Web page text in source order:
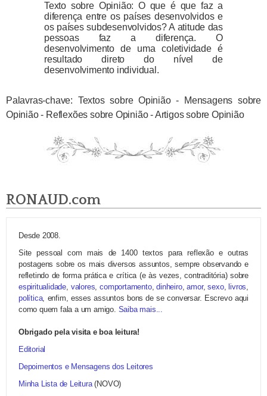
Texto sobre Opinião: O que é que faz a
diferença entre os países desenvolvidos e
os países subdesenvolvidos? A atitude das
pessoas faz a diferença. O
desenvolvimento de uma coletividade é
resultado direto do nível de
desenvolvimento individual.
Palavras-chave: Textos sobre Opinião - Mensagens sobre
Opinião - Reflexões sobre Opinião - Artigos sobre Opinião
RONAUD.com
Desde 2008.
Site pessoal com mais de 1400 textos para reflexão e outras
postagens sobre os mais diversos assuntos, sempre observando e
refletindo de forma prática e crítica (e às vezes, contraditória) sobre
espiritualidade, valores,comportamento,dinheiro,amor,sexo, livros,
política, enfim, esses assuntos bons de se conversar. Escrevo aqui
como quem fala a um amigo. Saiba mais...
Obrigado pela visita e boa leitura!
Editorial
Depoimentos e Mensagens dos Leitores
Minha Lista de Leitura(NOVO)